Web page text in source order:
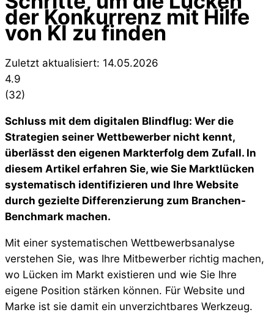
der Konkurrenz mit Hilfe
von KI zu finden
Zuletzt aktualisiert: 14.05.2026
4.9
(32)
Schluss mit dem digitalen Blindflug: Wer die
Strategien seiner Wettbewerber nicht kennt,
überlässt den eigenen Markterfolg dem Zufall. In
diesem Artikel erfahren Sie, wie Sie Marktlücken
systematisch identifizieren und Ihre Website
durch gezielte Differenzierung zum Branchen-
Benchmark machen.
Mit einer systematischen Wettbewerbsanalyse
verstehen Sie, was Ihre Mitbewerber richtig machen,
wo Lücken im Markt existieren und wie Sie Ihre
eigene Position stärken können. Für Website und
Marke ist sie damit ein unverzichtbares Werkzeug.